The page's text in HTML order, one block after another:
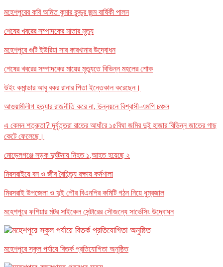
মহেশপুরের কবি অমিত কুমার কুন্ডুর জন্ম বার্ষিকী পালন
শেষের খবরের সম্পাদকের মাতার মৃত্যু
মহেশপুরে গুটি ইউরিয়া সার কারখানার উদ্বোধন
শেষের খবরের সম্পাদকের মায়ের মৃত্যুতে বিভিন্ন মহলের শোক
উইং কমান্ডার আবু বকর রানার পিতা ইন্তেকাল করেছেন।
আওয়ামীলীগ হত্যার রাজনীতি করে না, উন্নয়নে বিশ্বাসী-এমপি চঞ্চল
এ কেমন শত্রুতা? দূর্বৃত্তরা রাতের আধাঁরে ১৫বিঘা জমির দুই হাজার বিভিন্ন জাতের গাছ
কেটে ফেলেছে।
মোড়েলগঞ্জে সড়ক দুর্ঘটনায় নিহত ১,আহত হয়েছে ২
মিরসরাইয়ে বন ও জীব বৈচিত্র্য রক্ষায় কর্মশালা
মিরসরাই উপজেলা ও দুই পৌর বিএনপির কমিটি গঠন নিয়ে ধুম্রজাল
মহেশপুরে ফশিয়ার মটর সাইকেল সেন্টারের সৌজন্যে সার্ভেসিং উদ্বোধন
মহেশপুরে স্কুল পর্যায়ে বিতর্ক প্রতিযোগিতা অনুষ্ঠিত